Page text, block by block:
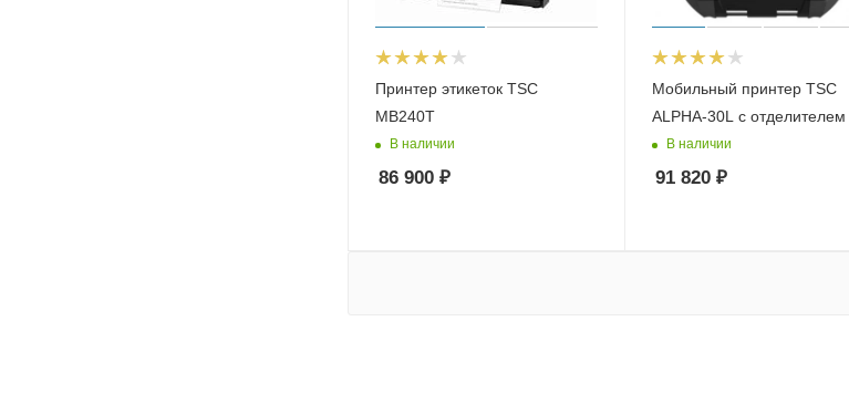
Принтер этикеток TSC
MB240T
В наличии
86 900 ₽
Мобильный принтер TSC
ALPHA-30L с отделителем
В наличии
91 820₽